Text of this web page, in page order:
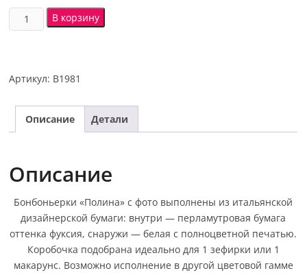
В корзину
Артикул: В1981
Описание Детали
Описание
Бонбоньерки «Полина» с фото выполнены из итальянской
дизайнерской бумаги: внутри — перламутровая бумага
оттенка фуксия, снаружи — белая с полноцветной печатью.
Коробочка подобрана идеально для 1 зефирки или 1
макарунс. Возможно исполнение в другой цветовой гамме